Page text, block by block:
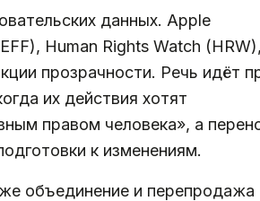
данных. Apple
Human Rights Watch (HRW),
прозрачности. Речь идёт
их действия хотят
правом человека», а
к изменениям.
объединение и перепродажа